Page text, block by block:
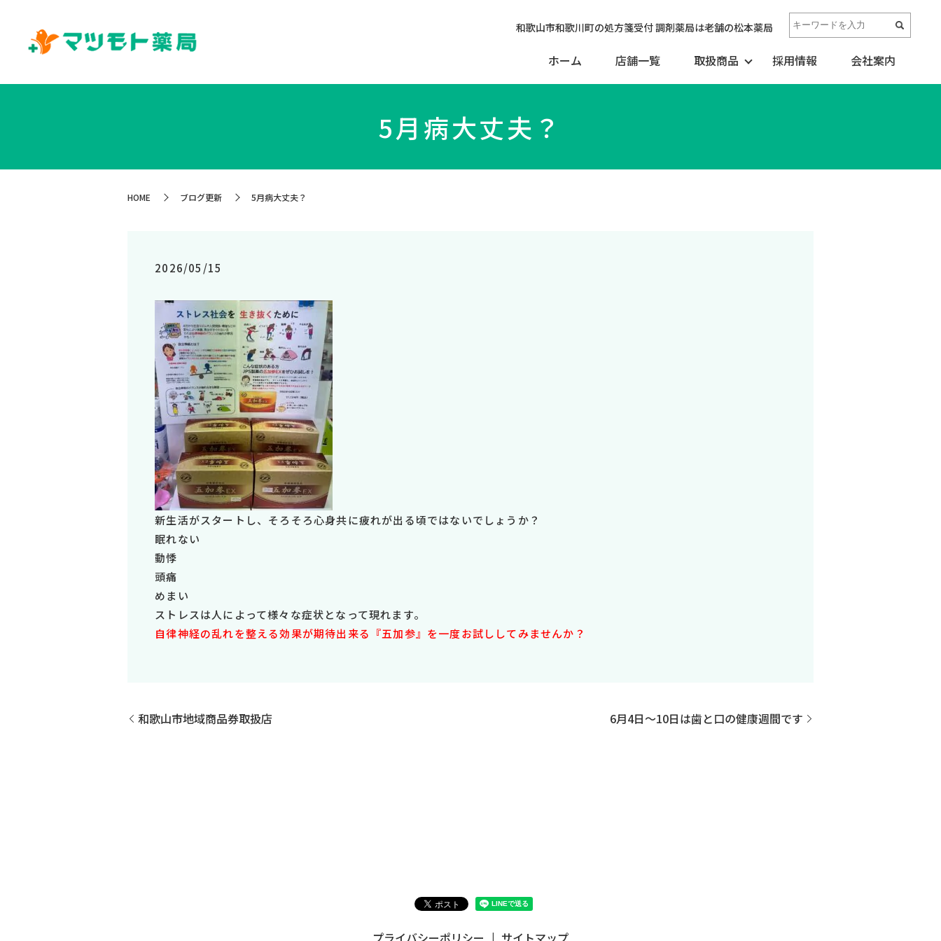
和歌山市和歌川町の処方箋受付 調剤薬局は老舗の松本薬局
ホーム 店舗一覧 取扱商品 採用情報 会社案内
5月病大丈夫？
HOME ブログ更新 5月病大丈夫？
2026/05/15
新生活がスタートし、そろそろ心身共に疲れが出る頃ではないでしょうか？
眠れない
動悸
頭痛
めまい
ストレスは人によって様々な症状となって現れます。
自律神経の乱れを整える効果が期待出来る『五加参』を一度お試ししてみませんか？
和歌山市地域商品券取扱店 6月4日〜10日は歯と口の健康週間です